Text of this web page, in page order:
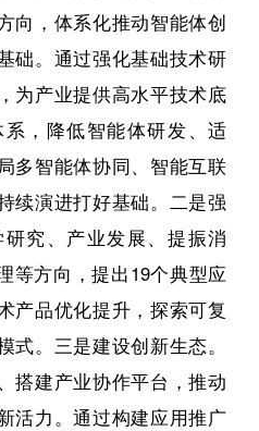
向，体系化推动智能体创
础。通过强化基础技术研
为产业提供高水平技术底
，降低智能体研发、适
多智能体协同、智能互联
续演进打好基础。二是强
究、产业发展、提振消
等方向，提出19个典型应
产品优化提升，探索可复
。三是建设创新生态。
搭建产业协作平台，推动
活力。通过构建应用推广